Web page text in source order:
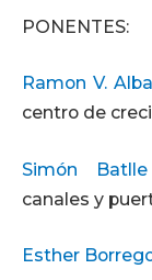
PONENTES:
Ramon V.
centro de
Simón
canales y
Esther